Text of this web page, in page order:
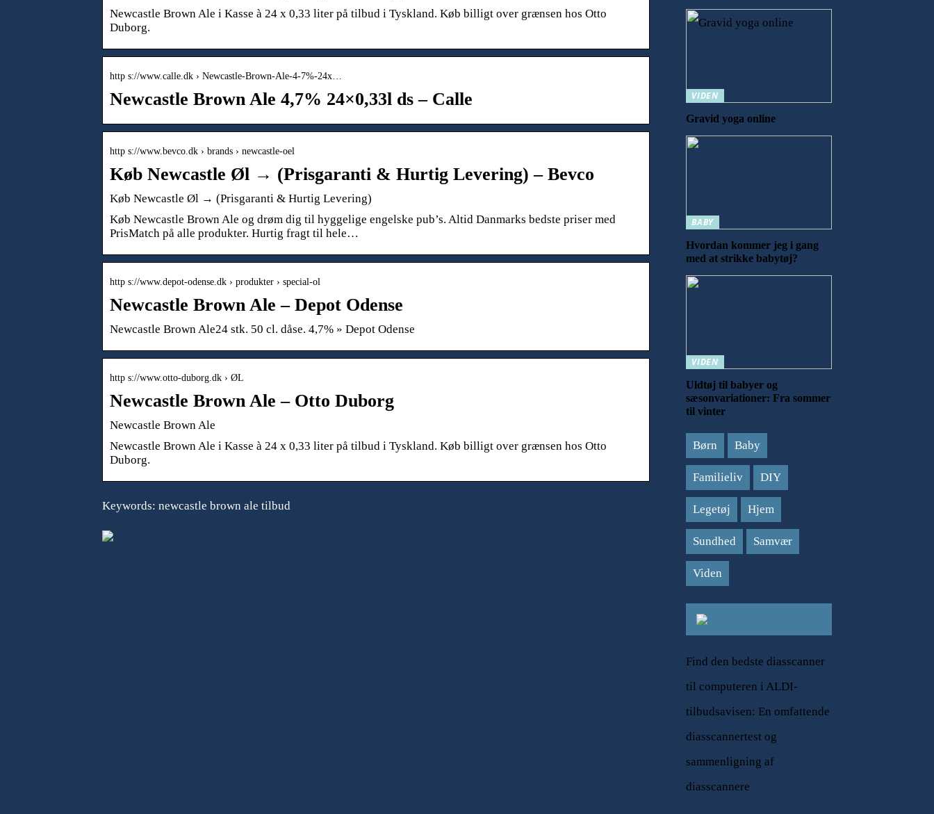
Newcastle Brown Ale i Kasse à 24 x 0,33 liter på tilbud i Tyskland. Køb billigt over grænsen hos Otto
Duborg.
http s://www.calle.dk › Newcastle-Brown-Ale-4-7%-24x…
Newcastle Brown Ale 4,7% 24×0,33l ds – Calle
http s://www.bevco.dk › brands › newcastle-oel
Køb Newcastle Øl → (Prisgaranti & Hurtig Levering) – Bevco
Køb Newcastle Øl → (Prisgaranti & Hurtig Levering)
Køb Newcastle Brown Ale og drøm dig til hyggelige engelske pub’s. Altid Danmarks bedste priser med
PrisMatch på alle produkter. Hurtig fragt til hele…
http s://www.depot-odense.dk › produkter › special-ol
Newcastle Brown Ale – Depot Odense
Newcastle Brown Ale24 stk. 50 cl. dåse. 4,7% » Depot Odense
http s://www.otto-duborg.dk › ØL
Newcastle Brown Ale – Otto Duborg
Newcastle Brown Ale
Newcastle Brown Ale i Kasse à 24 x 0,33 liter på tilbud i Tyskland. Køb billigt over grænsen hos Otto
Duborg.
Keywords: newcastle brown ale tilbud
VIDEN
Gravid yoga online
BABY
Hvordan kommer jeg i gang
med at strikke babytøj?
VIDEN
Uldtøj til babyer og
sæsonvariationer: Fra sommer
til vinter
Børn Baby
Familieliv DIY
Legetøj Hjem
Sundhed Samvær
Viden
Find den bedste diasscanner
til computeren i ALDI-
tilbudsavisen: En omfattende
diasscannertest og
sammenligning af
diasscannere